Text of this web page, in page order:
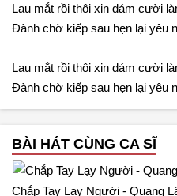
Lau mắt rồi thôi xin dám cười
Đành chờ kiếp sau hẹn lại yêu
Lau mắt rồi thôi xin dám cười
Đành chờ kiếp sau hẹn lại yêu
BÀI HÁT CÙNG CA SĨ
Chắp Tay Lạy Người - Quang